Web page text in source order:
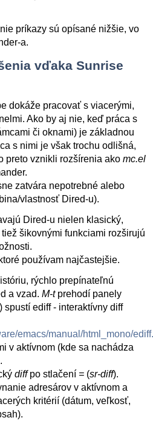
príkazy sú opísané nižšie, vo
a.
vďaka Sunrise
dokáže pracovať s viacerými,
Ako by aj nie, keď práca s
či oknami) je základnou
s nimi je však trochu odlišná,
preto vznikli rozšírenia ako mc.el
zatvára nepotrebné alebo
vlastnosť Dired-u).
Dired-u nielen klasický,
šikovnými funkciami rozširujú
používam najčastejšie.
rýchlo prepínateľnú
a vzad. M-tprehodí panely
) spustí ediff - interaktívny diff
emacs/manual/html_mono/
v aktívnom (kde sa nachádza
diffpo stlačení = (sr-diff).
adresárov v aktívnom a
kritérií (dátum, veľkosť,